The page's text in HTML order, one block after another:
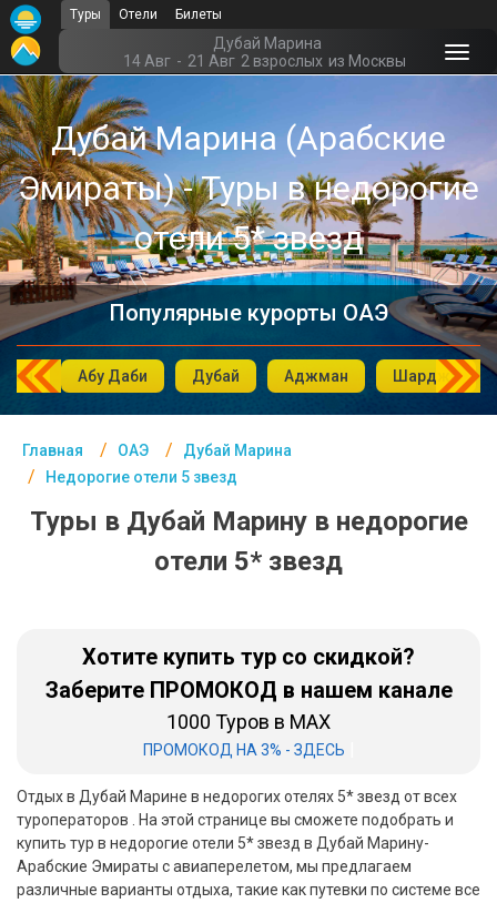
Туры Отели Билеты
Дубай Марина
14 Авг - 21 Авг 2 взрослых из Москвы
Дубай Марина (Арабские
Эмираты) - Туры в недорогие
отели 5* звезд
Популярные курорты ОАЭ
Абу Даби Дубай Аджман Шарджа
Главная ОАЭ
Дубай Марина
Недорогие отели 5 звезд
Туры в Дубай Марину в недорогие
отели 5* звезд
Хотите купить тур со скидкой?
Заберите ПРОМОКОД в нашем канале
1000 Туров в MAX
ПРОМОКОД НА 3% - ЗДЕСЬ
Отдых в Дубай Марине в недорогих отелях 5* звезд от всех
туроператоров . На этой странице вы сможете подобрать и
купить тур в недорогие отели 5* звезд в Дубай Марину-
Арабские Эмираты с авиаперелетом, мы предлагаем
различные варианты отдыха, такие как путевки по системе все
Главная
ОАЭ- Курорты
Офис г. Москва
Помощь
Подборки отелей
Турция
Таиланд
ОАЭ
Куба
Бали
Абхазия
Большой Сочи
Кав Мин Воды